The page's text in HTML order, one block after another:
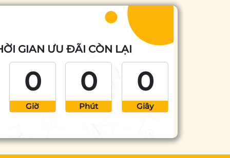
GIAN ƯU ĐÃI CÒN LẠI
0
Giờ
0
Phút
0
Giây